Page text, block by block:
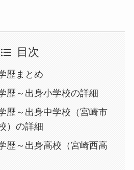
目次
歴まとめ
歴～出身小学校の詳細
歴～出身中学校（宮崎市
）の詳細
歴～出身高校（宮崎西高